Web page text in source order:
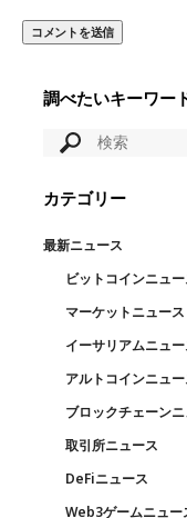
調べたいキーワー
カテゴリー
最新ニュース
ビットコインニュー
マーケットニュース
イーサリアムニュー
アルトコインニュー
ブロックチェーン
取引所ニュース
DeFiニュース
Web3ゲームニュー